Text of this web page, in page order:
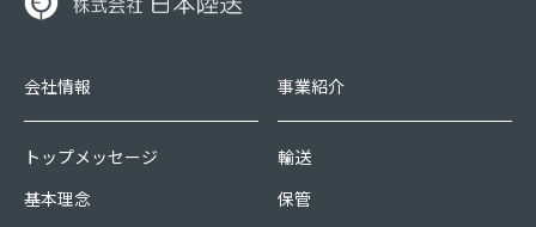
会社情報
トップメッセージ
基本理念
事業紹介
輸送
保管